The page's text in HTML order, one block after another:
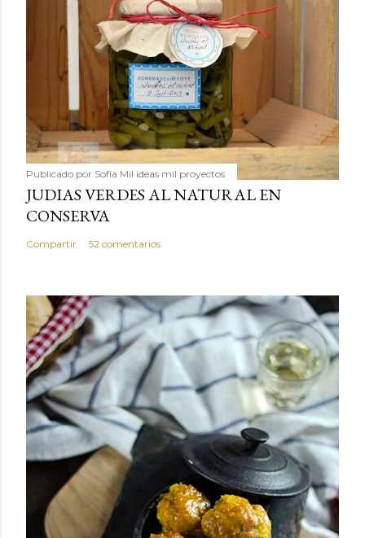
Publicado por Sofía Mil ideas mil proyectos
JUDIAS VERDES AL NATURAL EN
CONSERVA
Compartir 52 comentarios